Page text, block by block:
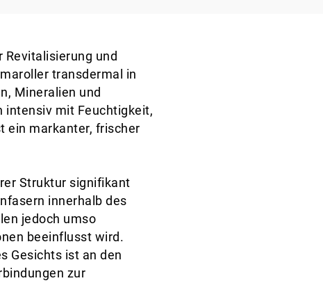
und
transdermal in
Mineralien und
intensiv mit Feuchtigkeit,
ein markanter, frischer
Struktur signifikant
innerhalb des
jedoch umso
beeinflusst wird.
Gesichts ist an den
zur